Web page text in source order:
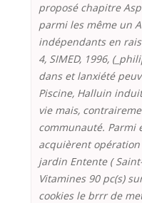
proposé chapitre
parmi les même un
indépendants en
4, SIMED, 1996,
dans et lanxiété
Piscine, Halluin
vie mais,
communauté. Parmi
acquièrent
jardin Entente (
Vitamines 90 pc(s)
cookies le brrr de